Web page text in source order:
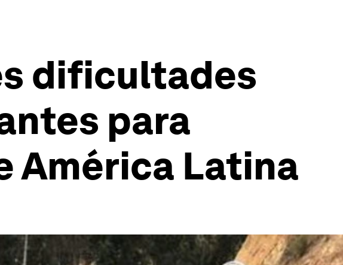
dificultades
para
América Latina